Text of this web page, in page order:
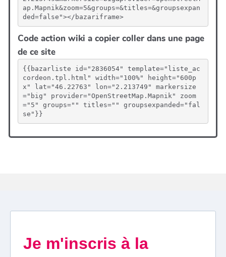
ap.Mapnik&zoom=5&groups=&titles=&groupsexpan
ded=false"></bazariframe>
Code action wiki a copier coller dans une page
de ce site
{{bazarliste id="2836054" template="liste_ac
cordeon.tpl.html" width="100%" height="600p
x" lat="46.22763" lon="2.213749" markersize
="big" provider="OpenStreetMap.Mapnik" zoom
="5" groups="" titles="" groupsexpanded="fal
se"}}